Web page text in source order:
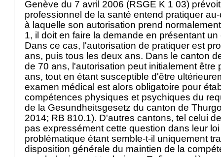
Genève du 7 avril 2006 (RSGE K 1 03)
professionnel de la santé entend pratiquer
à laquelle son autorisation prend
1, il doit en faire la demande en présentant
Dans ce cas, l'autorisation de pratiquer est
ans, puis tous les deux ans. Dans le canton
de 70 ans, l'autorisation peut initialement être
ans, tout en étant susceptible d'être
examen médical est alors obligatoire pour
compétences physiques et psychiques du
de la Gesundheitsgesetz du canton de
2014; RB 810.1). D'autres cantons, tel celui
pas expressément cette question dans leur
problématique étant semble-t-il uniquement
disposition générale du maintien de la